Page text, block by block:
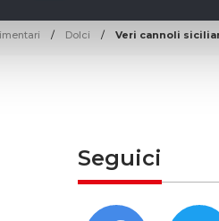
or
Dolci Veri cannoli
Seguici